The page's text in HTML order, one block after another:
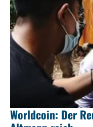
Worldcoin: Der